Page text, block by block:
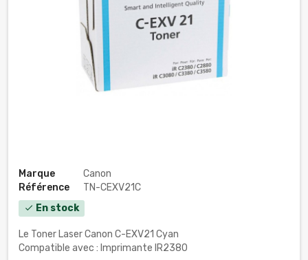
Marque
Canon
Référence
TN-CEXV21C
check En stock
Le Toner Laser Canon C-EXV21 Cyan
Compatible avec : Imprimante IR2380